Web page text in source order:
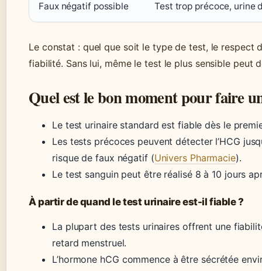
Faux négatif possible Test trop précoce, urine
Le constat : quel que soit le type de test, le respect
fiabilité. Sans lui, même le test le plus sensible peut
Quel est le bon moment pour faire
Le test urinaire standard est fiable dès le
Les tests précoces peuvent détecter l’HCG
risque de faux négatif (Univers Pharmacie).
Le test sanguin peut être réalisé 8 à 10 jours
À partir de quand le test urinaire est-il fiable ?
La plupart des tests urinaires offrent une
retard menstruel.
L’hormone hCG commence à être sécrétée